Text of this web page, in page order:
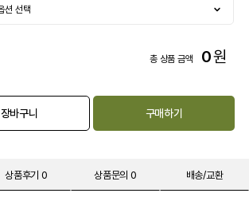
총 상품 금액 0원
장바구니 구매하기
상품후기 0 상품문의 0 배송/교환